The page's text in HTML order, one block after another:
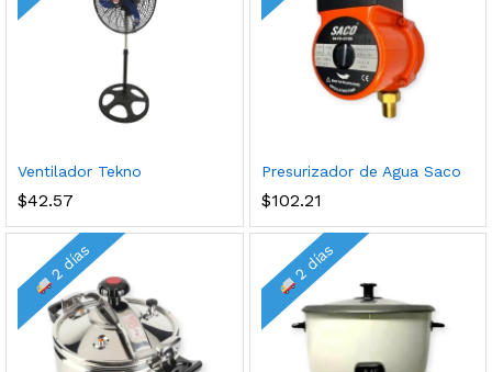
Ventilador Tekno
$42.57
Presurizador de Agua Saco
$102.21
2 días 2 días